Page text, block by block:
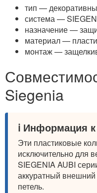
тип —
система —
назначение —
материал —
монтаж —
Siegenia
ℹ️ Информация
Эти пластиковые
исключительно для
SIEGENIA AUBI
аккуратный
петель.